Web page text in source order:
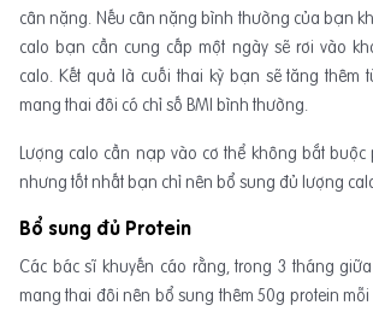
cân nặng. Nếu cân nặng bình thường của bạn
calo bạn cần cung cấp một ngày sẽ rơi vào
calo. Kết quả là cuối thai kỳ bạn sẽ tăng thêm
mang thai đôi có chỉ số BMI bình thường.
Lượng calo cần nạp vào cơ thể không bắt
nhưng tốt nhất bạn chỉ nên bổ sung đủ lượng
Bổ sung đủ Protein
Các bác sĩ khuyến cáo rằng, trong 3 tháng
mang thai đôi nên bổ sung thêm 50g protein